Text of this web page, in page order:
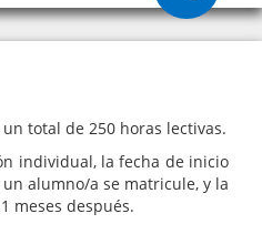
total de 250 horas lectivas.
individual, la fecha de inicio
alumno/a se matricule, y la
meses después.